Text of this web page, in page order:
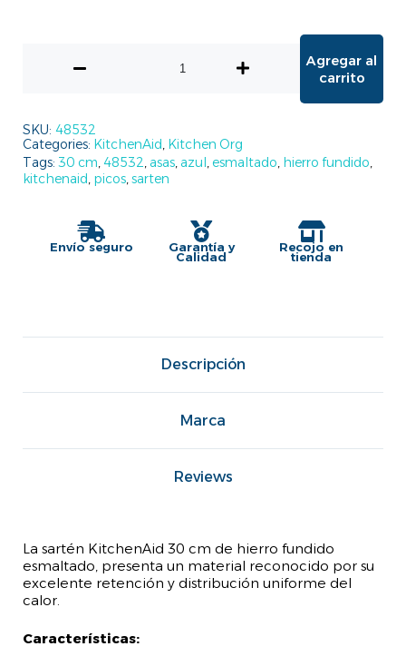
Agregar al
carrito
SKU: 48532
Categories: KitchenAid Kitchen Org
Tags: 30 cm 48532 asas azul esmaltado hierro fundido
kitchenaid picos sarten
Envío seguro Garantía y
Calidad
Recojo en
tienda
Descripción
Marca
Reviews
La sartén KitchenAid 30 cm de hierro fundido
esmaltado, presenta un material reconocido por su
excelente retención y distribución uniforme del
calor.
Características: